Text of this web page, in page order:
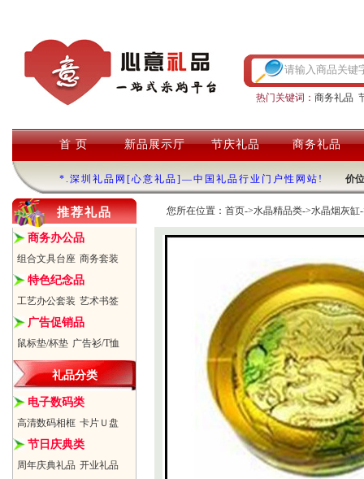
热门关键词： 商务礼品
首 页 新品展示厅 节庆礼品 商务礼品
*.深圳礼品网[心意礼品]—中国礼品行业门户性网站! 价
推荐礼品
商务办公品
组合文具台座 商务套装
特色纪念品
工艺办公套装 艺术书签
广告促销品
鼠标垫/杯垫 广告衫/T恤
礼品分类
电子数码类
高清数码相框 卡片Ｕ盘
节日庆典类
周年庆典礼品 开业礼品
您所在位置： 首页->水晶精品类->水晶烟灰缸